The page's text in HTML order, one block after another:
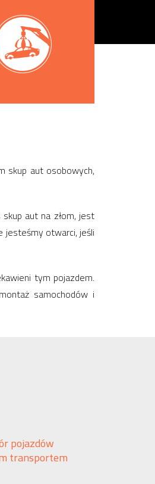
skup aut osobowych,
aut na złom, jest
jesteśmy otwarci, jeśli
tym pojazdem.
samochodów i
pojazdów
transportem